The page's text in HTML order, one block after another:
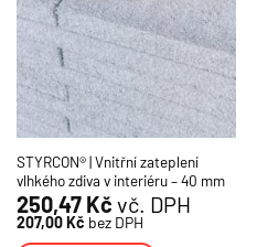
STYRCON® | Vnitřní zateplení
vlhkého zdiva v interiéru – 40 mm
250,47 Kč vč. DPH
207,00Kč bez DPH